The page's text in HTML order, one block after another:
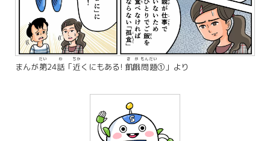
まんが第
だい
24話
わ
「近
ちか
くにもある! 飢餓
きが
問題
もんだい
①」より